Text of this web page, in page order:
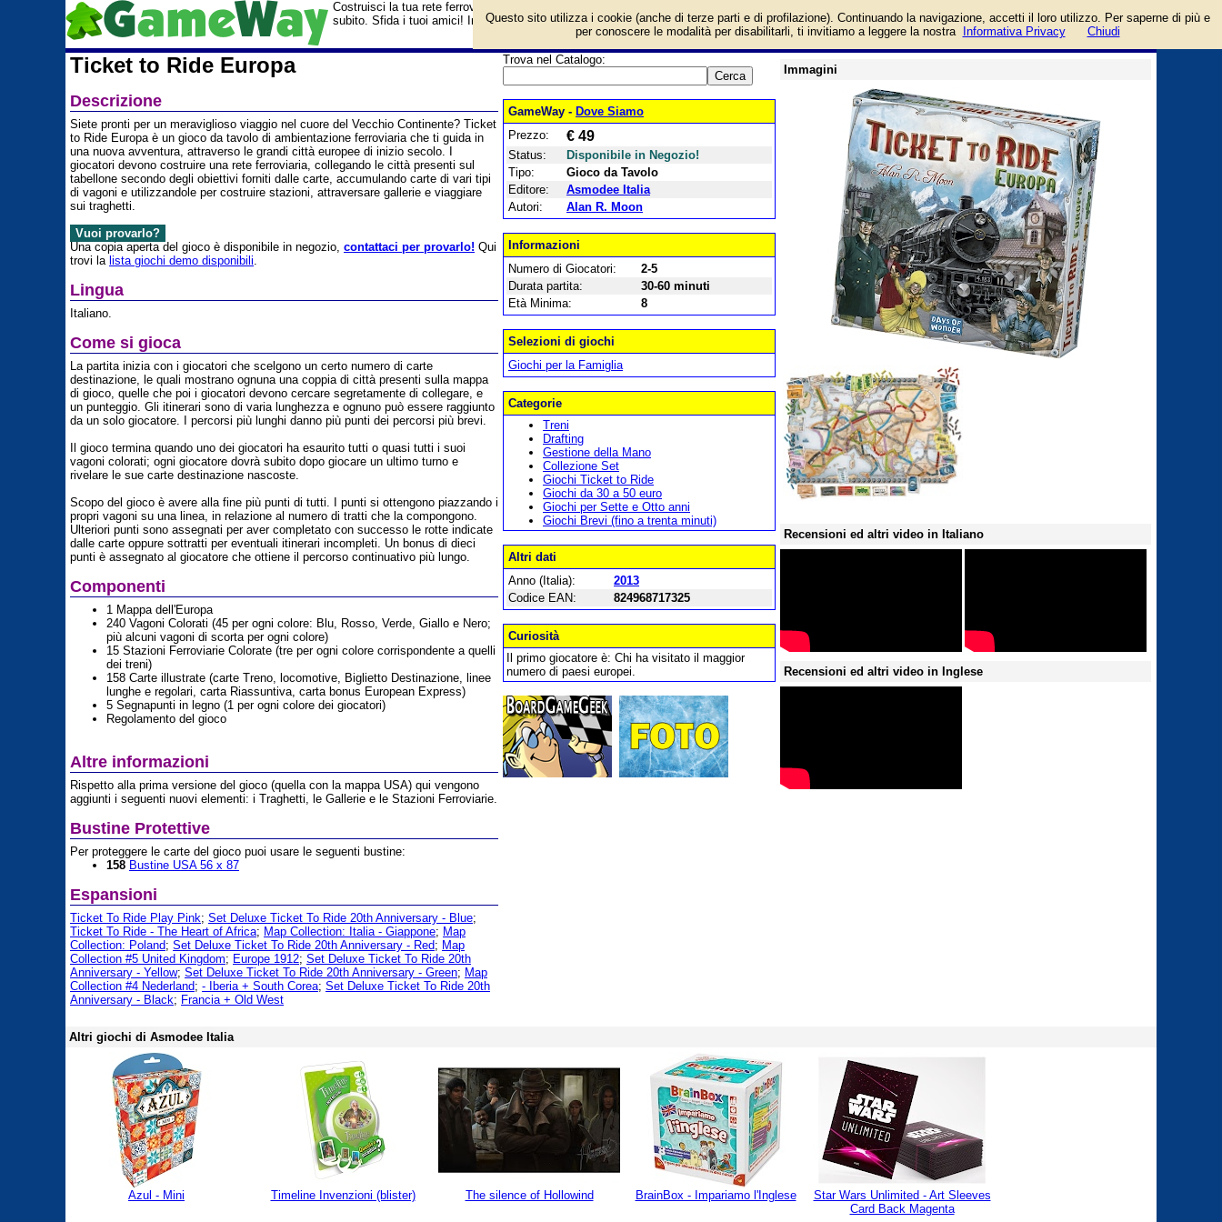
guida
Costruisci la tua rete ferroviaria e collega le città europee! Un gioco semplice da imparare ma che appassiona tutti
subito. Sfida i tuoi amici! Informazioni e prezzo di vendita.
Ticket to Ride Europa
Descrizione
Siete pronti per un meraviglioso viaggio nel cuore del Vecchio Continente? Ticket
to Ride Europa è un gioco da tavolo di ambientazione ferroviaria che ti guida in
una nuova avventura, attraverso le grandi città europee di inizio secolo. I
giocatori devono costruire una rete ferroviaria, collegando le città presenti sul
tabellone secondo degli obiettivi forniti dalle carte, accumulando carte di vari tipi
di vagoni e utilizzandole per costruire stazioni, attraversare gallerie e viaggiare
sui traghetti.
Vuoi provarlo?
Una copia aperta del gioco è disponibile in negozio, contattaci per provarlo! Qui
trovi la lista giochi demo disponibili.
Lingua
Italiano.
Come si gioca
La partita inizia con i giocatori che scelgono un certo numero di carte
destinazione, le quali mostrano ognuna una coppia di città presenti sulla mappa
di gioco, quelle che poi i giocatori devono cercare segretamente di collegare, e
un punteggio. Gli itinerari sono di varia lunghezza e ognuno può essere raggiunto
da un solo giocatore. I percorsi più lunghi danno più punti dei percorsi più brevi.
Il gioco termina quando uno dei giocatori ha esaurito tutti o quasi tutti i suoi
vagoni colorati; ogni giocatore dovrà subito dopo giocare un ultimo turno e
rivelare le sue carte destinazione nascoste.
Scopo del gioco è avere alla fine più punti di tutti. I punti si ottengono piazzando i
propri vagoni su una linea, in relazione al numero di tratti che la compongono.
Ulteriori punti sono assegnati per aver completato con successo le rotte indicate
dalle carte oppure sottratti per eventuali itinerari incompleti. Un bonus di dieci
punti è assegnato al giocatore che ottiene il percorso continuativo più lungo.
Componenti
1 Mappa dell'Europa
240 Vagoni Colorati (45 per ogni colore: Blu, Rosso, Verde, Giallo e Nero;
più alcuni vagoni di scorta per ogni colore)
15 Stazioni Ferroviarie Colorate (tre per ogni colore corrispondente a quelli
dei treni)
158 Carte illustrate (carte Treno, locomotive, Biglietto Destinazione, linee
lunghe e regolari, carta Riassuntiva, carta bonus European Express)
5 Segnapunti in legno (1 per ogni colore dei giocatori)
Regolamento del gioco
Altre informazioni
Rispetto alla prima versione del gioco (quella con la mappa USA) qui vengono
aggiunti i seguenti nuovi elementi: i Traghetti, le Gallerie e le Stazioni Ferroviarie.
Bustine Protettive
Per proteggere le carte del gioco puoi usare le seguenti bustine:
158 Bustine USA 56 x 87
Espansioni
Ticket To Ride Play Pink; Set Deluxe Ticket To Ride 20th Anniversary - Blue;
Ticket To Ride - The Heart of Africa; Map Collection: Italia - Giappone; Map
Collection: Poland; Set Deluxe Ticket To Ride 20th Anniversary - Red; Map
Collection #5 United Kingdom; Europe 1912; Set Deluxe Ticket To Ride 20th
Anniversary - Yellow; Set Deluxe Ticket To Ride 20th Anniversary - Green; Map
Collection #4 Nederland; - Iberia + South Corea; Set Deluxe Ticket To Ride 20th
Anniversary - Black; Francia + Old West
Trova nel Catalogo:
GameWay - Dove Siamo
Prezzo:
€ 49
Status:
Disponibile in Negozio!
Tipo:
Gioco da Tavolo
Editore:
Asmodee Italia
Autori:
Alan R. Moon
Informazioni
Numero di Giocatori:
2-5
Durata partita:
30-60 minuti
Età Minima:
8
Selezioni di giochi
Giochi per la Famiglia
Categorie
Treni
Drafting
Gestione della Mano
Collezione Set
Giochi Ticket to Ride
Giochi da 30 a 50 euro
Giochi per Sette e Otto anni
Giochi Brevi (fino a trenta minuti)
Altri dati
Anno (Italia):
2013
Codice EAN:
824968717325
Curiosità
Il primo giocatore è: Chi ha visitato il maggior
numero di paesi europei.
Immagini
Recensioni ed altri video in Italiano
Recensioni ed altri video in Inglese
Altri giochi di Asmodee Italia
Azul - Mini Timeline Invenzioni (blister) The silence of Hollowind BrainBox - Impariamo l'Inglese
Star Wars Unlimited - Art Sleeves
Card Back Magenta
Questo sito utilizza i cookie (anche di terze parti e di profilazione). Continuando la navigazione, accetti il loro utilizzo. Per saperne di più e
per conoscere le modalità per disabilitarli, ti invitiamo a leggere la nostra
Informativa Privacy Chiudi